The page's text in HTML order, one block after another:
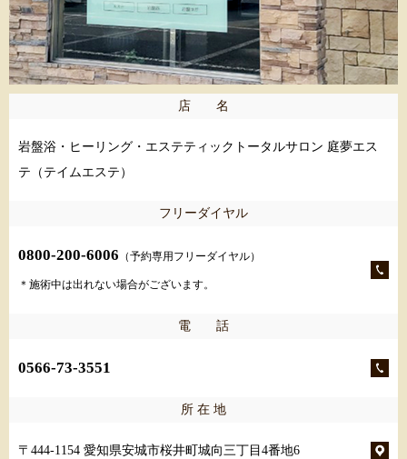
店 名
岩盤浴・ヒーリング・エステティックトータルサロン 庭夢エス
テ（テイムエステ）
フリーダイヤル
0800-200-6006 （予約専用フリーダイヤル）
＊施術中は出れない場合がございます。
電 話
0566-73-3551
所 在 地
〒444-1154 愛知県安城市桜井町城向三丁目4番地6